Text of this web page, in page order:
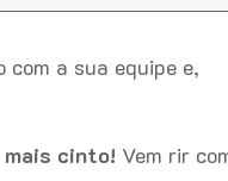
com a sua equipe e,
cinto! Vem rir